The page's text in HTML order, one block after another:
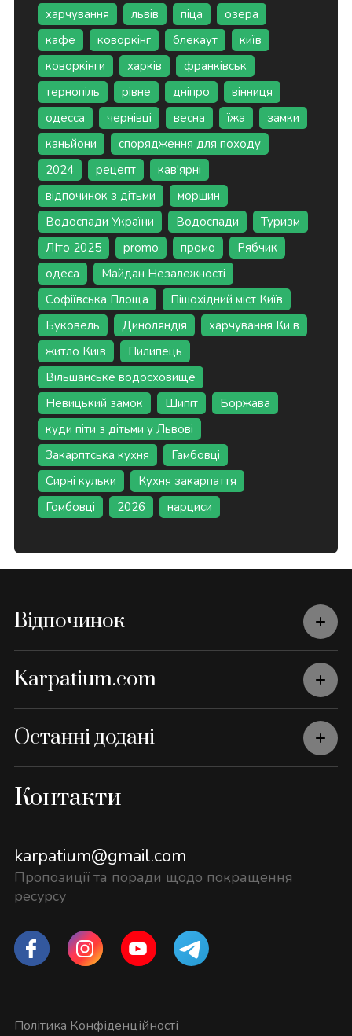
харчування
львів піца
озера
кафе
коворкінг блекаут
київ
коворкінги
харків
франківськ
тернопіль
рівне дніпро
вінниця
одесса
чернівці весна їжа
замки
каньйони
спорядження для походу
2024
рецепт
кав'ярні
відпочинок з дітьми
моршин
Водоспади України
Водоспади
Туризм
ЛІто 2025
promo промо
Рябчик
одеса
Майдан Незалежності
Софіївська Площа
Пішохідний міст Київ
Буковель
Диноляндія
харчування Київ
житло Київ
Пилипець
Вільшанське водосховище
Невицький замок
Шипіт
Боржава
куди піти з дітьми у Львові
Закарптська кухня
Гамбовці
Сирні кульки
Кухня закарпаття
Гомбовці
2026 нарциси
Відпочинок
Karpatium.com
Останні додані
Контакти
karpatium@gmail.com
Пропозиції та поради щодо покращення
ресурсу
Політика Конфіденційності